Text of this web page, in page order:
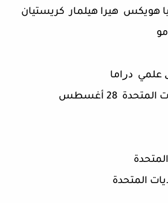
هويكس هيرا هيلمار كريستيان
ﻋﻠﻤﻲ ﺩﺭاﻣﺎ
28 أغسطس
المتحدة